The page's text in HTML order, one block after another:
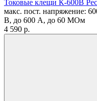
Токовые клещи К-600В
мaкс. пост. напряжение:
В, до 600 А, до 60 МОм
4 590 p.